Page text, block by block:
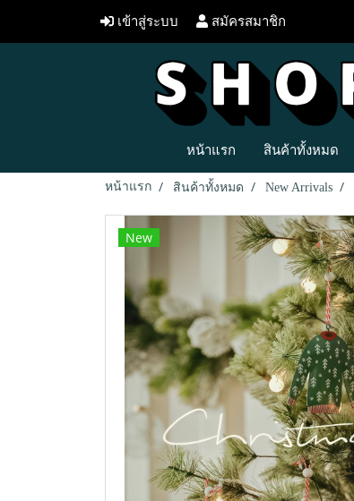
เข้าสู่ระบบ สมัครสมาชิก
หน้าแรก สินค้าทั้งหมด
หน้าแรก สินค้าทั้งหมด New Arrivals
New